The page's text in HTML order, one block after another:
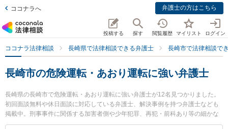
ココナラへ 弁護士の方はこちら
投稿する 探す 閲覧履歴 マイリスト ログイン
ココナラ法律相談 長崎県で法律相談できる弁護士 長崎市で法律相談で
長崎市の危険運転・あおり運転に強い弁護士
長崎県の長崎市で危険運転・あおり運転に強い弁護士が12名見つかりました。
初回面談無料や休日面談に対応している弁護士、解決事例を持つ弁護士なども
掲載中。刑事事件に関係する加害者側や少年犯罪、再犯・前科あり等の細かな
分野での絞り込み検索もでき便利です。特に虎ノ門法律経済事務所 長崎支店の